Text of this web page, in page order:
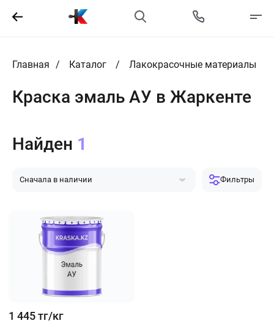
Главная Каталог Лакокрасочные материалы
Краска эмаль АУ в Жаркенте
Сначала в наличии
Фильтры
Найден 1
1 445 тг/кг